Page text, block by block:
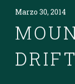
Marzo 30, 2014
DRIFT